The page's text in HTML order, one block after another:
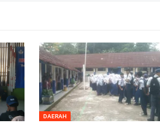
DAERAH